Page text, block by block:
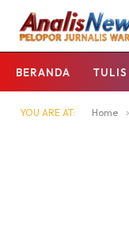
BERANDA TULIS
YOU ARE AT: Home